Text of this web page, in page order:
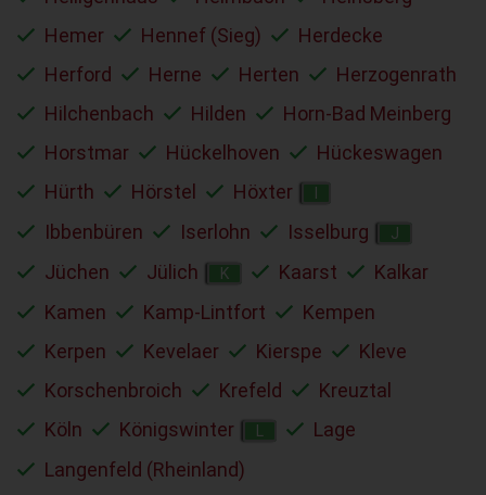
Hemer
Hennef (Sieg)
Herdecke
Herford
Herne Herten
Herzogenrath
Hilchenbach
Hilden
Horn-Bad Meinberg
Horstmar
Hückelhoven
Hückeswagen
Hürth
Hörstel Höxter
Ibbenbüren Iserlohn Isselburg J
Jüchen Jülich K Kaarst
Kalkar
Kamen
Kamp-Lintfort
Kempen
Kerpen
Kevelaer Kierspe
Kleve
Korschenbroich
Krefeld
Kreuztal
Köln
Königswinter
Lage
Langenfeld (Rheinland)